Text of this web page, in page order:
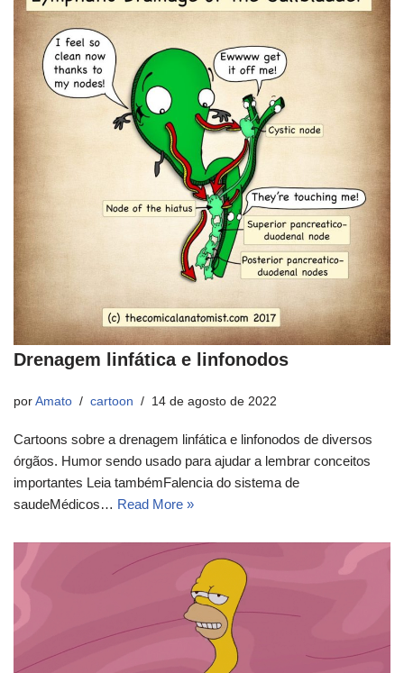
Drenagem linfática e linfonodos
por Amato cartoon 14 de agosto de 2022
Cartoons sobre a drenagem linfática e linfonodos de diversos
órgãos. Humor sendo usado para ajudar a lembrar conceitos
importantes Leia tambémFalencia do sistema de
saudeMédicos… Read More »